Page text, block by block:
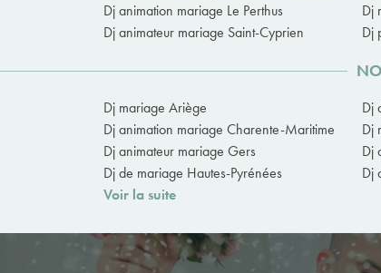
Dj animation mariage Le Perthus
Dj
Dj animateur mariage Saint-Cyprien
Dj
Dj mariage Ariège Dj
Dj animation mariage Charente-Maritime
Dj
Dj animateur mariage Gers
Dj
Dj de mariage Hautes-Pyrénées
Dj
Voir la suite